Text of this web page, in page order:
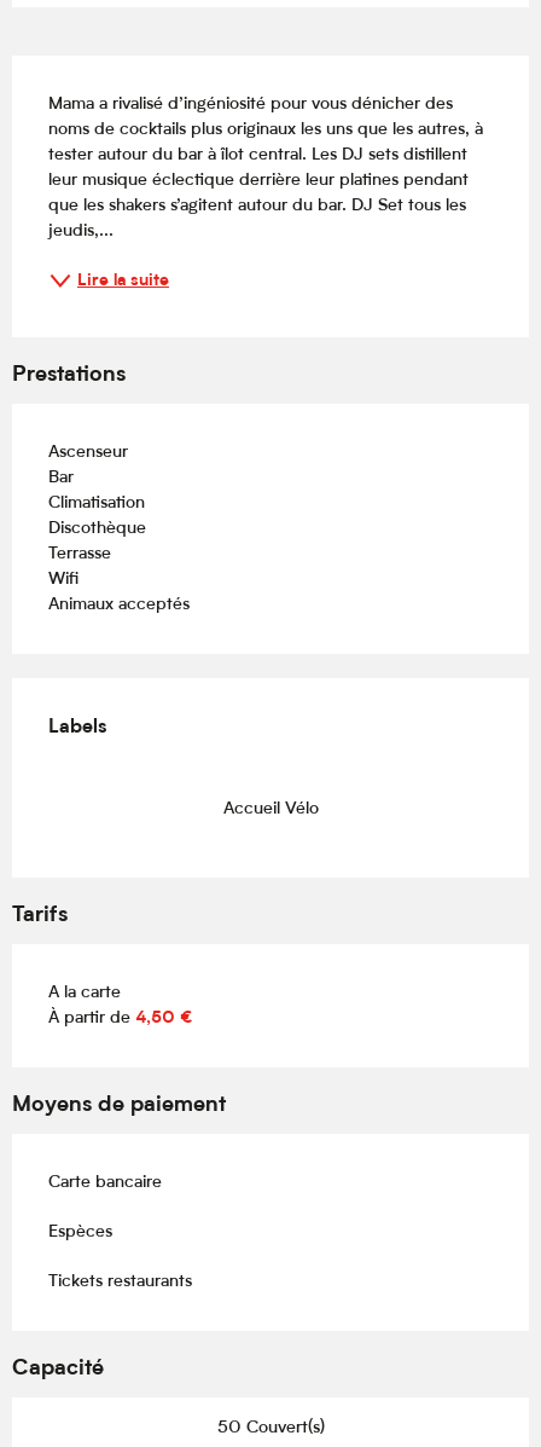
Mama a rivalisé d’ingéniosité pour vous dénicher des
noms de cocktails plus originaux les uns que les autres, à
tester autour du bar à îlot central. Les DJ sets distillent
leur musique éclectique derrière leur platines pendant
que les shakers s’agitent autour du bar. DJ Set tous les
jeudis,...
Lire la suite
Prestations
Ascenseur
Bar
Climatisation
Discothèque
Terrasse
Wifi
Animaux acceptés
Labels
Labels
Accueil Vélo
Tarifs
A la carte
À partir de 4,50 €
Moyens de paiement
Carte bancaire
Espèces
Tickets restaurants
Capacité
50 Couvert(s)